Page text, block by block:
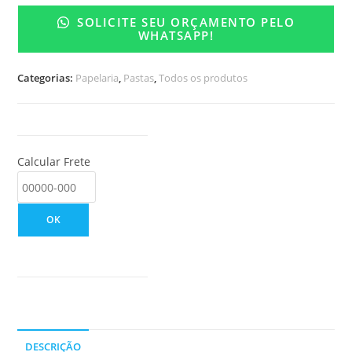
SOLICITE SEU ORÇAMENTO PELO
WHATSAPP!
Categorias: Papelaria, Pastas,Todos os produtos
Calcular Frete
OK
DESCRIÇÃO